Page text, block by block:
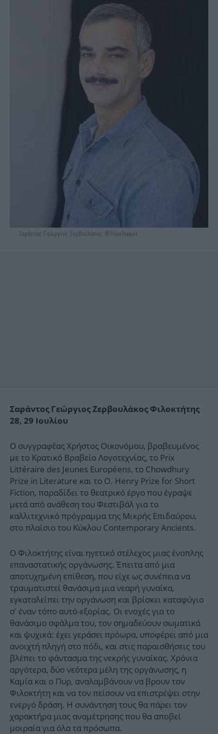
Σαράντος Γεώργιος Ζερβουλάκος @IliasTsepas
Σαράντος Γεώργιος Ζερβουλάκος Φιλοκτήτης
28, 29 Ιουλίου
Ο συγγραφέας Χρήστος Οικονόμου, βραβευμένος
με το Κρατικό Βραβείο Λογοτεχνίας, το Prix
Littéraire des Jeunes Européens, το Chowdhury
Prize in Literature και το O. Henry Prize for Short
Fiction, παραδίδει το θεατρικό έργο που έγραψε
μετά από ανάθεση του Φεστιβάλ για το
καλλιτεχνικό πρόγραμμα της Μικρής Επιδαύρου,
στο πλαίσιο του Κύκλου Contemporary Ancients.
Ο Φιλοκτήτης είναι ηγετικό στέλεχος μιας ένοπλης
επαναστατικής οργάνωσης. Έπειτα από μια
αποτυχημένη επίθεση, που είχε ως συνέπεια να
τραυματιστεί θανάσιμα μια νεαρή γυναίκα,
εγκαταλείπει την οργάνωση και βρίσκει καταφύγιο
σ’ έναν τόπο αυτό-εξορίας. Οι ενοχές για το
θανάσιμο σφάλμα του, τον σημαδεύουν σωματικά
και ψυχικά: έχει γεράσει πρόωρα, υποφέρει από μια
ανοιχτή πληγή στο πόδι, και στις παραισθήσεις του
βλέπει το φάντασμα της νεκρής γυναίκας. Χρόνια
αργότερα, δύο νεότερα μέλη της οργάνωσης, η
Καμία και ο Πυρ, αναλαμβάνουν να βρουν τον
Φιλοκτήτη και να τον πείσουν να επιστρέψει στην
ενεργό δράση. Η συνάντηση τους θα πάρει τον
χαρακτήρα μιας αναμέτρησης που θα αποβεί
μοιραία για όλα τα πρόσωπα.